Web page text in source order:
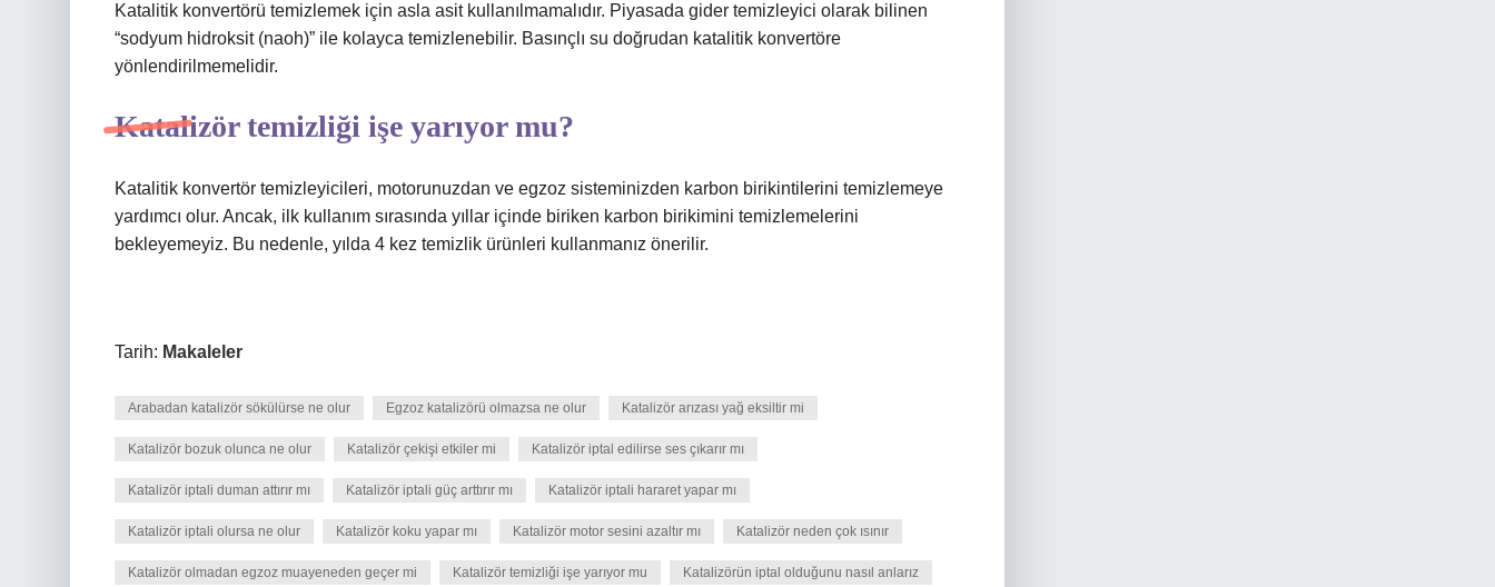
Katalitik konvertörü temizlemek için asla asit kullanılmamalıdır. Piyasada gider temizleyici olarak bilinen
“sodyum hidroksit (naoh)” ile kolayca temizlenebilir. Basınçlı su doğrudan katalitik konvertöre
yönlendirilmemelidir.
Katalizör temizliği işe yarıyor mu?
Katalitik konvertör temizleyicileri, motorunuzdan ve egzoz sisteminizden karbon birikintilerini temizlemeye
yardımcı olur. Ancak, ilk kullanım sırasında yıllar içinde biriken karbon birikimini temizlemelerini
bekleyemeyiz. Bu nedenle, yılda 4 kez temizlik ürünleri kullanmanız önerilir.
Tarih: Makaleler
Arabadan katalizör sökülürse ne olur Egzoz katalizörü olmazsa ne olur Katalizör arızası yağ eksiltir mi
Katalizör bozuk olunca ne olur Katalizör çekişi etkiler mi Katalizör iptal edilirse ses çıkarır mı
Katalizör iptali duman attırır mı Katalizör iptali güç arttırır mı Katalizör iptali hararet yapar mı
Katalizör iptali olursa ne olur Katalizör koku yapar mı Katalizör motor sesini azaltır mı Katalizör neden çok ısınır
Katalizör olmadan egzoz muayeneden geçer mi Katalizör temizliği işe yarıyor mu Katalizörün iptal olduğunu nasıl anlarız